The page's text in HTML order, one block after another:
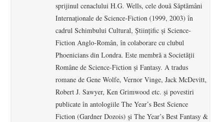
sprijinul cenaclului H.G. Wells, cele două Săptămâni
Internaţionale de Science-Fiction (1999, 2003) în
cadrul Schimbului Cultural, Ştiinţific şi Science-
Fiction Anglo-Român, în colaborare cu clubul
Phoenicians din Londra. Este membră a Societăţii
Române de Science-Fiction şi Fantasy. A tradus
romane de Gene Wolfe, Vernor Vinge, Jack McDevitt,
Robert J. Sawyer, Ken Grimwood etc. şi povestiri
publicate în antologiile The Year’s Best Science
Fiction (Gardner Dozois) şi The Year’s Best Fantasy &